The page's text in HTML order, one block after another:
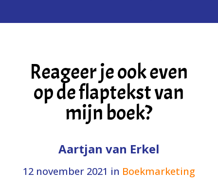
Reageer je ook even
op de flaptekst van
mijn boek?
Aartjan van Erkel
12 november 2021 in Boekmarketing